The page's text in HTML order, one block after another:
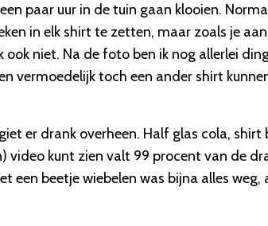
paar uur in de tuin gaan klooien.
in elk shirt te zetten, maar zoals je
niet. Na de foto ben ik nog allerlei
vermoedelijk toch een ander shirt
er drank overheen. Half glas cola, shirt
video kunt zien valt 99 procent van de
een beetje wiebelen was bijna alles weg,